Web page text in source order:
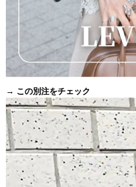
→ この別注をチェック